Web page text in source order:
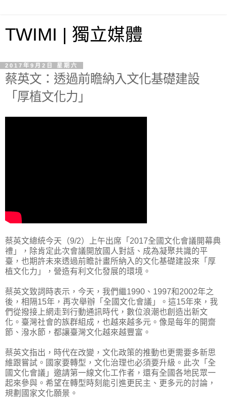
TWIMI | 獨立媒體
2017年9月2日 星期六
蔡英文：透過前瞻納入文化基礎建設
「厚植文化力」
蔡英文總統今天（9/2）上午出席「2017全國文化會議開幕典
禮」，除肯定此次會議開放國人對話、成為凝聚共識的平
臺，也期許未來透過前瞻計畫所納入的文化基礎建設來「厚
植文化力」，營造有利文化發展的環境。
蔡英文致詞時表示，今天，我們繼1990、1997和2002年之
後，相隔15年，再次舉辦「全國文化會議」。這15年來，我
們從撥接上網走到行動通訊時代，數位浪潮也創造出新文
化。臺灣社會的族群組成，也越來越多元。像是每年的開齋
節、潑水節，都讓臺灣文化越來越豐富。
蔡英文指出，時代在改變，文化政策的推動也更需要多新思
維跟嘗試。國家要轉型，文化治理也必須要升級。此次「全
國文化會議」邀請第一線文化工作者，還有全國各地民眾一
起來參與。希望在轉型時刻能引進更民主、更多元的討論，
規劃國家文化願景。